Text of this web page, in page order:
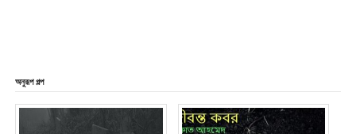
অনুরূপ গল্প